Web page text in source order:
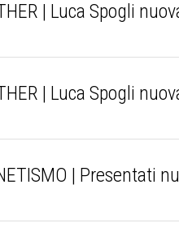
| Luca Spogli
| Luca Spogli
| Presentati